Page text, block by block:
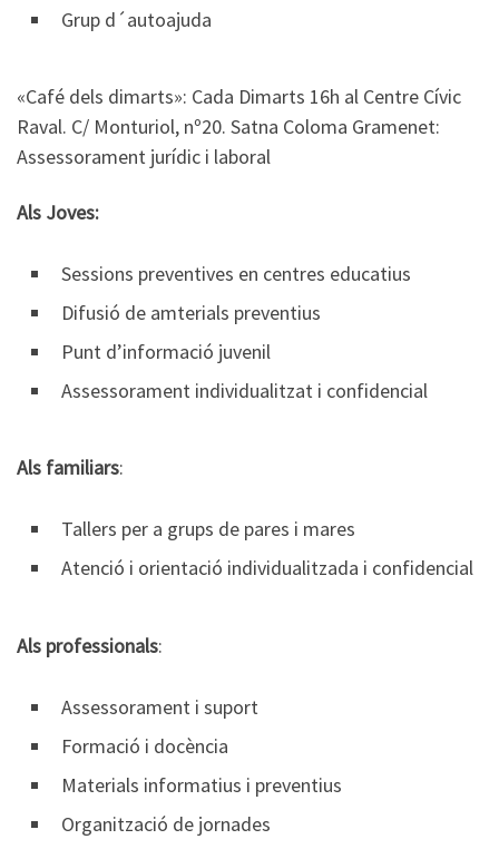
Grup d´autoajuda
«Café dels dimarts»: Cada Dimarts 16h al Centre Cívic
Raval. C/ Monturiol, nº20. Satna Coloma Gramenet:
Assessorament jurídic i laboral
Als Joves:
Sessions preventives en centres educatius
Difusió de amterials preventius
Punt d’informació juvenil
Assessorament individualitzat i confidencial
Als familiars:
Tallers per a grups de pares i mares
Atenció i orientació individualitzada i confidencial
Als professionals:
Assessorament i suport
Formació i docència
Materials informatius i preventius
Organització de jornades